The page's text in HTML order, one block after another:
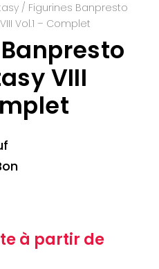
/ Figurines Banpresto
Vol.1 – Complet
VIII
à partir de